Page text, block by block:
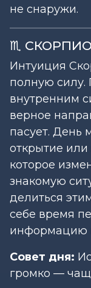
не снаружи.
♏
Интуиция
полную силу.
внутренним
верное
пасует. День
открытие
которое
знакомую
делиться
себе время
информацию
Совет дня:
громко —